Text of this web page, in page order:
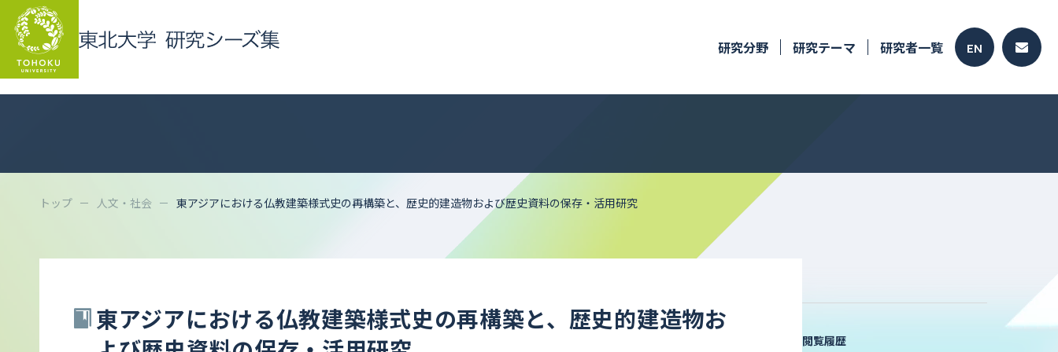
研究分野 研究テーマ 研究者一覧 EN
トップ 人文・社会 東アジアにおける仏教建築様式史の再構築と、歴史的建造物および歴史資料の保存・活用研究
東アジアにおける仏教建築様式史の再構築と、歴史的建造物お
閲覧履歴